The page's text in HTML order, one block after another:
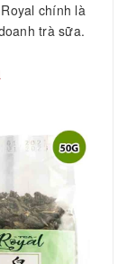
Royal chính là
trà sữa.